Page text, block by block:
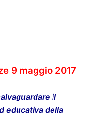
9 maggio 2017
il
educativa della